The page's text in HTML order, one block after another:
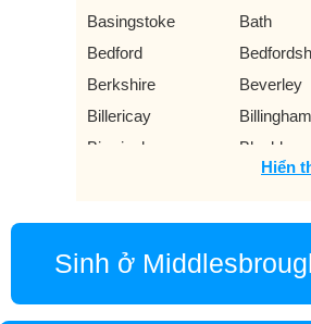
Basingstoke
Bath
Bedford
Berkshire
Beverley
Billericay
Billingham
Birmingham
Blackburn
Bolton
Bristol
Bromley
Buckinghamshire
Burnley
Hiển
Sinh ở